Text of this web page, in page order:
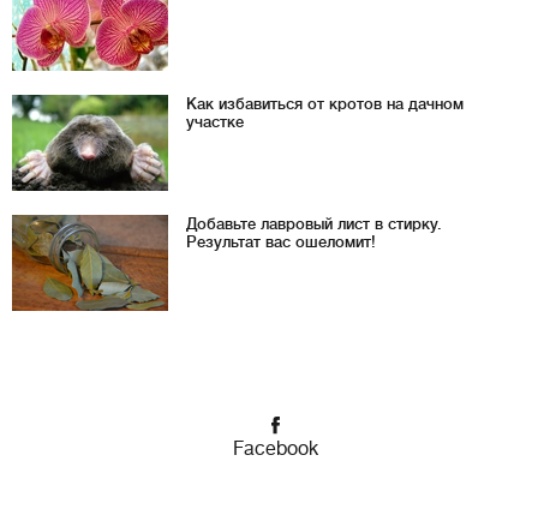
Как избавиться от кротов на дачном
участке
Добавьте лавровый лист в стирку.
Результат вас ошеломит!
Facebook